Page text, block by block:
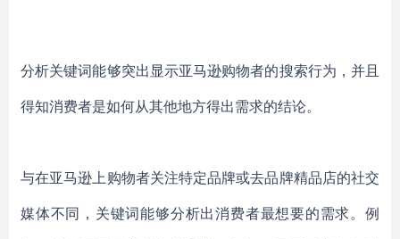
分析关键词能够突出显示亚马逊购物者的搜索行为，并且
得知消费者是如何从其他地方得出需求的结论。
与在亚马逊上购物者关注特定品牌或去品牌精品店的社交
媒体不同，关键词能够分析出消费者最想要的需求。 例